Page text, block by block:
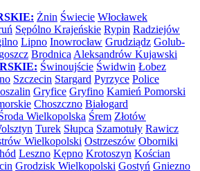
Żnin Świecie Włocławek
Sępólno Krajeńskie Rypin Radziejów
Lipno Inowrocław Grudziądz Golub-
Brodnica Aleksandrów Kujawski
Świnoujście Świdwin Łobez
Szczecin Stargard Pyrzyce Police
Gryfice Gryfino Kamień Pomorski
Choszczno Białogard
Wielkopolska Śrem Złotów
Turek Słupca Szamotuły Rawicz
Wielkopolski Ostrzeszów Oborniki
Leszno Kępno Krotoszyn Kościan
Grodzisk Wielkopolski Gostyń Gniezno